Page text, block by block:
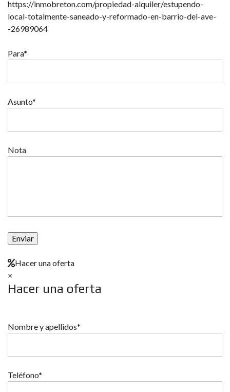
https://inmobreton.com/propiedad-alquiler/estupendo-
local-totalmente-saneado-y-reformado-en-barrio-del-ave-
-26989064
Para*
Asunto*
Nota
Hacer una oferta
×
Hacer una oferta
Nombre y apellidos*
Teléfono*